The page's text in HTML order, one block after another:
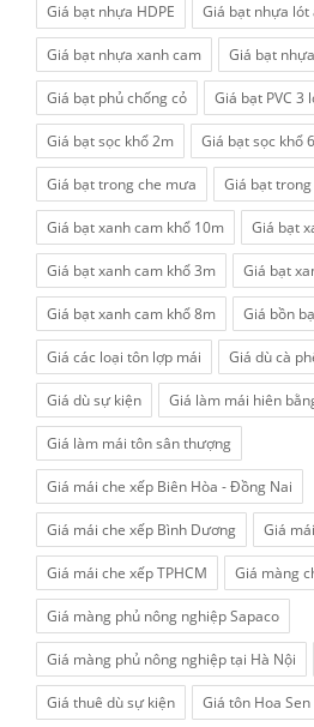
Giá bạt nhựa HDPE Giá bạt nhựa lót
Giá bạt nhựa xanh cam Giá bạt
Giá bạt phủ chống cỏ Giá bạt PVC 3
Giá bạt sọc khổ 2m Giá bạt sọc khổ
Giá bạt trong che mưa Giá bạt
Giá bạt xanh cam khổ 10m Giá bạt
Giá bạt xanh cam khổ 3m Giá bạt
Giá bạt xanh cam khổ 8m Giá bồn
Giá các loại tôn lợp mái Giá dù cà
Giá dù sự kiện Giá làm mái hiên
Giá làm mái tôn sân thượng
Giá mái che xếp Biên Hòa - Đồng Nai
Giá mái che xếp Bình Dương Giá
Giá mái che xếp TPHCM Giá màng
Giá màng phủ nông nghiệp Sapaco
Giá màng phủ nông nghiệp tại Hà Nội
Giá thuê dù sự kiện Giá tôn Hoa Sen